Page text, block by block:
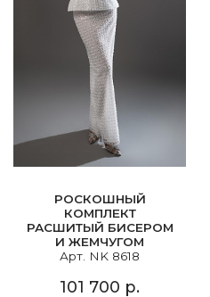
РОСКОШНЫЙ
КОМПЛЕКТ
РАСШИТЫЙ БИСЕРОМ
И ЖЕМЧУГОМ
Арт. NK 8618
101 700 р.